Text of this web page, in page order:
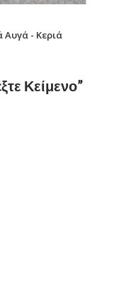
Αυγά - Κεριά
Κείμενο”